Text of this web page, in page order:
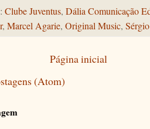
Clube Juventus, Dália Comunicação
, Marcel Agarie, Original Music,
Página inicial
(Atom)